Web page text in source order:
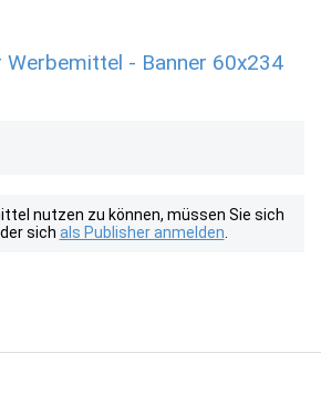
Werbemittel - Banner 60x234
nutzen zu können, müssen Sie sich
sich als Publisher anmelden